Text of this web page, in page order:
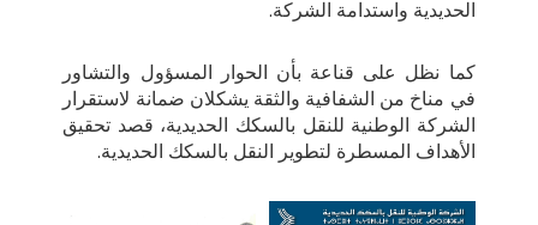
الحديدية واستدامة الشركة.
كما نظل على قناعة بأن الحوار المسؤول والتشاور
في مناخ من الشفافية والثقة يشكلان ضمانة لاستقرار
الشركة الوطنية للنقل بالسكك الحديدية، قصد تحقيق
الأهداف المسطرة لتطوير النقل بالسكك الحديدية.